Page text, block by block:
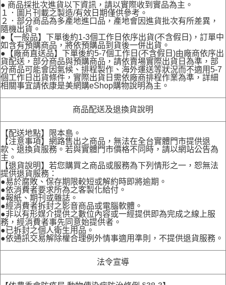
● 商品採批次進貨以下資訊，請以實際收到實品為主。
１．圖片刊載之製造/有效日期僅供參考。
２．部分商品為多產地進口品，產地會因進貨批次有所差異，
隨機出貨。
●【一般品】下單後約1-3個工作日依序出貨(不含假日)，訂單中
如含有預購商品，將依預購品到貨後一併出貨。
●【廠商直送品】下單後約5-7個工作日(不含假日)由廠商依序出
貨配送，部分商品與預購商品，請依賣場實際出貨日為準，部
分商品可能會因氣候、排程製作、海外運送等狀況而不適用5-7
個工作日出貨條件，實際出貨日需依廠商排程作業為準，詳細
相關事宜請依康是美網購eShop購物說明為主。
商品配送及退換貨說明
【配送地點】限本島。
【注意事項】網路售出之商品，無法在全台實體門市提供退
款、退換貨服務。若與實體門市價格不同時，請以網站公告為
主。
【退貨說明】若您購買之商品或服務為下列情形之一，恕無法
提供退貨服務：
●易於腐敗、保存期限較短或解約時即將逾期。
●依消費者要求所為之客製化給付。
●報紙、期刊或雜誌。
●經消費者拆封之影音商品或電腦軟體。
●非以有形媒介提供之數位內容或一經提供即為完成之線上服
務，經消費者事先同意始提供者。
●已拆封之個人衛生用品。
●依通訊交易解除權合理例外情事適用準則，不提供退貨服務。
法令宣導